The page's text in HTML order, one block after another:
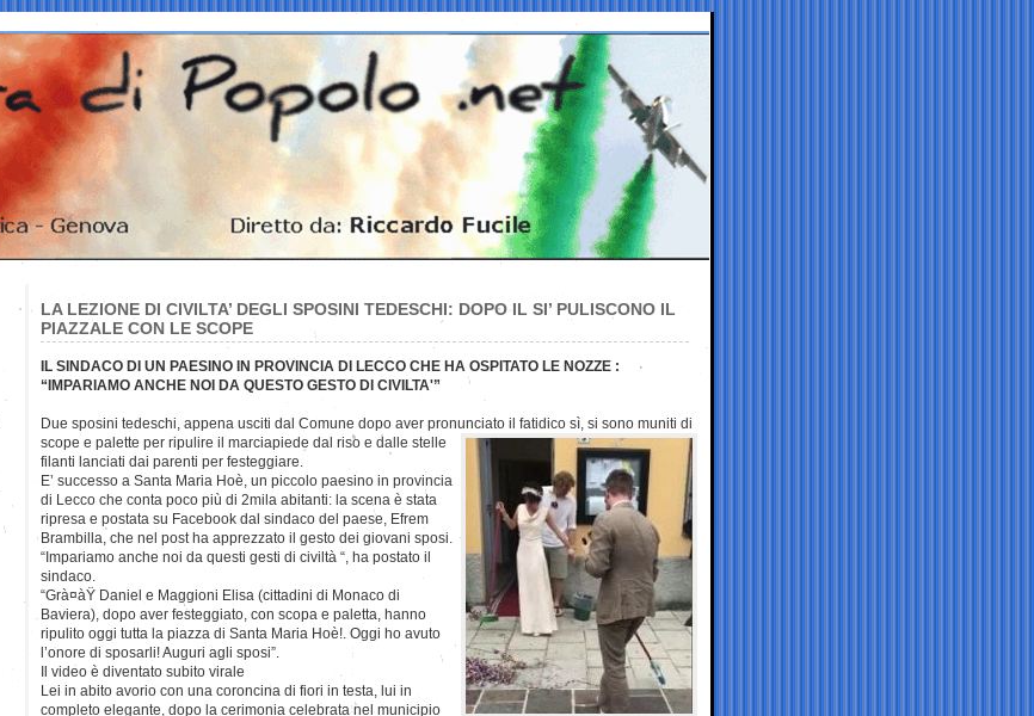
LA LEZIONE DI CIVILTA’ DEGLI SPOSINI TEDESCHI: DOPO IL SI’ PULISCONO IL
PIAZZALE CON LE SCOPE
IL SINDACO DI UN PAESINO IN PROVINCIA DI LECCO CHE HA OSPITATO LE NOZZE :
“IMPARIAMO ANCHE NOI DA QUESTO GESTO DI CIVILTA'”
Due sposini tedeschi, appena usciti dal Comune dopo aver pronunciato il fatidico sì, si sono muniti di
scope e palette per ripulire il marciapiede dal riso e dalle stelle
filanti lanciati dai parenti per festeggiare.
E’ successo a Santa Maria Hoè, un piccolo paesino in provincia
di Lecco che conta poco più di 2mila abitanti: la scena è stata
ripresa e postata su Facebook dal sindaco del paese, Efrem
Brambilla, che nel post ha apprezzato il gesto dei giovani sposi.
“Impariamo anche noi da questi gesti di civiltà “, ha postato il
sindaco.
“Grà¤àŸ Daniel e Maggioni Elisa (cittadini di Monaco di
Baviera), dopo aver festeggiato, con scopa e paletta, hanno
ripulito oggi tutta la piazza di Santa Maria Hoè!. Oggi ho avuto
l’onore di sposarli! Auguri agli sposi”.
Il video è diventato subito virale
Lei in abito avorio con una coroncina di fiori in testa, lui in
completo elegante, dopo la cerimonia celebrata nel municipio